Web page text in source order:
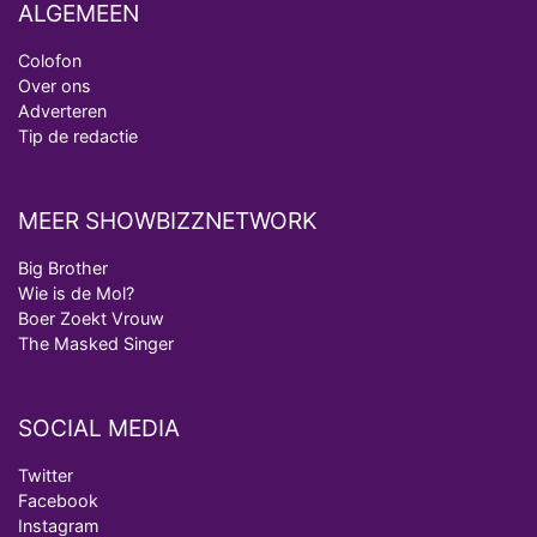
ALGEMEEN
Colofon
Over ons
Adverteren
Tip de redactie
MEER SHOWBIZZNETWORK
Big Brother
Wie is de Mol?
Boer Zoekt Vrouw
The Masked Singer
SOCIAL MEDIA
Twitter
Facebook
Instagram